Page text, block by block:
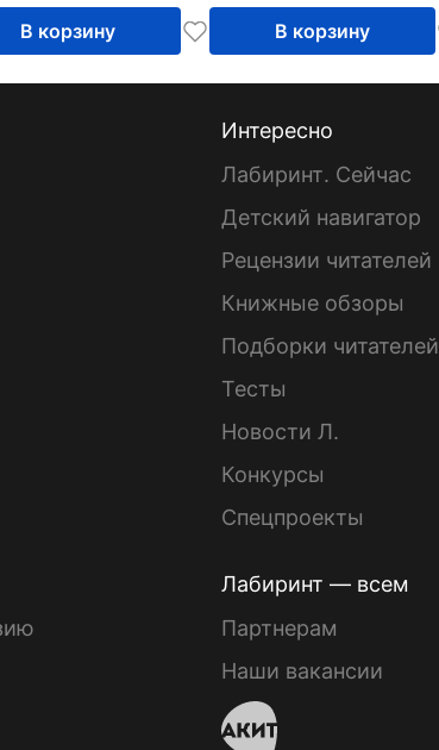
В корзину В корзину
Интересно
Лабиринт. Сейчас
Детский навигатор
Рецензии читателей
Книжные обзоры
Подборки читателей
Тесты
Новости Л.
Конкурсы
Спецпроекты
Лабиринт — всем
Партнерам
Наши вакансии